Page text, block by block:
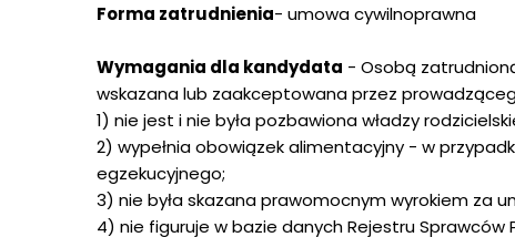
Forma zatrudnienia- umowa cywilnoprawna
Wymagania dla kandydata - Osobą
wskazana lub zaakceptowana przez
1) nie jest i nie była pozbawiona władzy
2) wypełnia obowiązek alimentacyjny - w
egzekucyjnego;
3) nie była skazana prawomocnym wyrokiem za
4) nie figuruje w bazie danych Rejestru